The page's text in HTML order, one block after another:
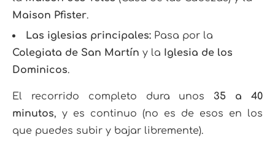
Maison Pfister.
Las iglesias principales: Pasa por la
Colegiata de San Martín y la
Iglesia de los
Dominicos.
El recorrido completo dura unos 35 a 40
minutos, y es continuo (no es de esos en los
que puedes subir y bajar libremente).